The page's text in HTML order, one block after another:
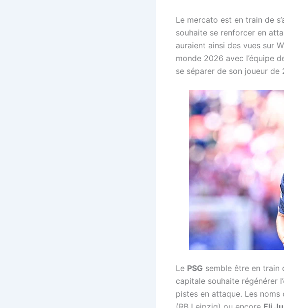
Le mercato est en train de
souhaite se renforcer en
auraient ainsi des vues sur
monde 2026 avec l’équipe
se séparer de son joueur de
Le PSG semble être en train
capitale souhaite régénérer
pistes en attaque. Les